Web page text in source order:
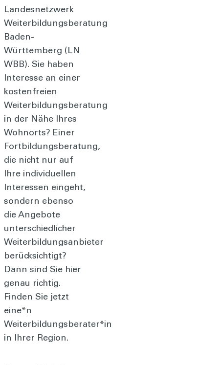
Landesnetzwerk
Weiterbildungsberatung
Baden-
Württemberg (LN
WBB). Sie haben
Interesse an einer
kostenfreien
Weiterbildungsberatung
in der Nähe Ihres
Wohnorts? Einer
Fortbildungsberatung,
die nicht nur auf
Ihre individuellen
Interessen eingeht,
sondern ebenso
die Angebote
unterschiedlicher
Weiterbildungsanbieter
berücksichtigt?
Dann sind Sie hier
genau richtig.
Finden Sie jetzt
eine*n
Weiterbildungsberater*in
in Ihrer Region.